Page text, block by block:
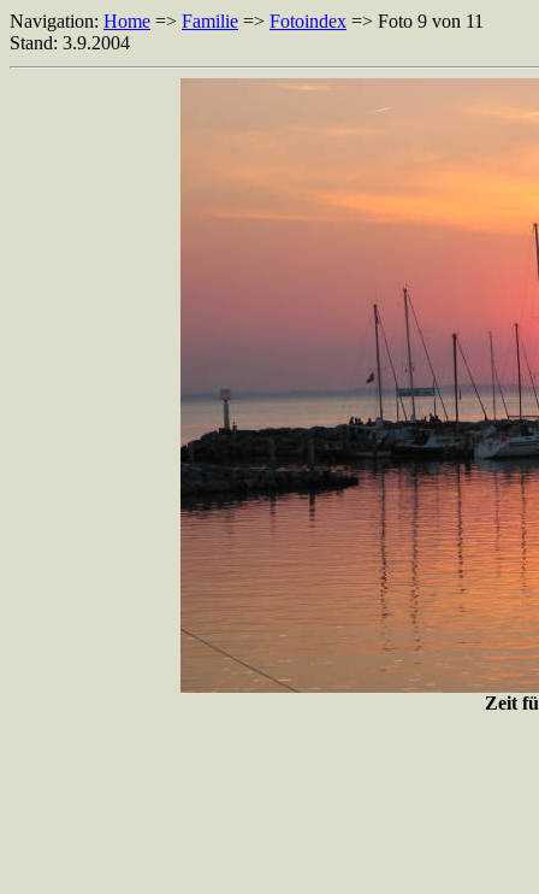
Navigation: Home => Familie => Fotoindex => Foto 9 von 11
Stand: 3.9.2004
Zeit